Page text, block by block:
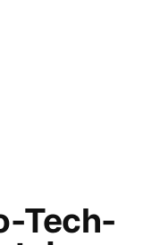
Tech-